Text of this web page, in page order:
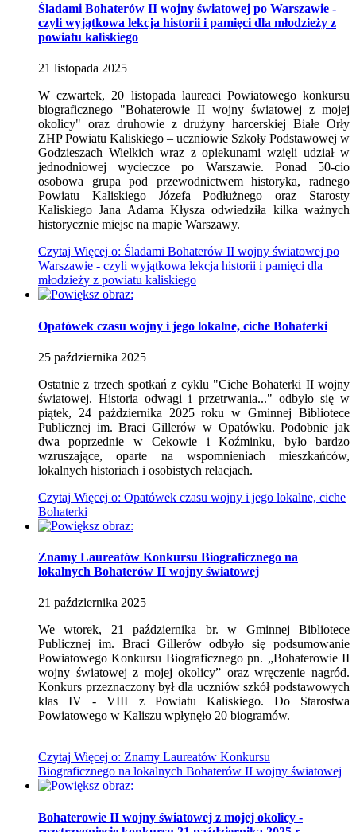
Śladami Bohaterów II wojny światowej po Warszawie -
czyli wyjątkowa lekcja historii i pamięci dla młodzieży z
powiatu kaliskiego
21 listopada 2025
W czwartek, 20 listopada laureaci Powiatowego konkursu
biograficznego "Bohaterowie II wojny światowej z mojej
okolicy" oraz druhowie z drużyny harcerskiej Białe Orły
ZHP Powiatu Kaliskiego – uczniowie Szkoły Podstawowej w
Godzieszach Wielkich wraz z opiekunami wzięli udział w
jednodniowej wycieczce po Warszawie. Ponad 50-cio
osobowa grupa pod przewodnictwem historyka, radnego
Powiatu Kaliskiego Józefa Podłużnego oraz Starosty
Kaliskiego Jana Adama Kłysza odwiedziła kilka ważnych
historycznie miejsc na mapie Warszawy.
Czytaj Więcej o: Śladami Bohaterów II wojny światowej po
Warszawie - czyli wyjątkowa lekcja historii i pamięci dla
młodzieży z powiatu kaliskiego
Opatówek czasu wojny i jego lokalne, ciche Bohaterki
25 października 2025
Ostatnie z trzech spotkań z cyklu "Ciche Bohaterki II wojny
światowej. Historia odwagi i przetrwania..." odbyło się w
piątek, 24 października 2025 roku w Gminnej Bibliotece
Publicznej im. Braci Gillerów w Opatówku. Podobnie jak
dwa poprzednie w Cekowie i Koźminku, było bardzo
wzruszające, oparte na wspomnieniach mieszkańców,
lokalnych historiach i osobistych relacjach.
Czytaj Więcej o: Opatówek czasu wojny i jego lokalne, ciche
Bohaterki
Znamy Laureatów Konkursu Biograficznego na
lokalnych Bohaterów II wojny światowej
21 października 2025
We wtorek, 21 października br. w Gminnej Bibliotece
Publicznej im. Braci Gillerów odbyło się podsumowanie
Powiatowego Konkursu Biograficznego pn. „Bohaterowie II
wojny światowej z mojej okolicy” oraz wręczenie nagród.
Konkurs przeznaczony był dla uczniów szkół podstawowych
klas IV - VIII z Powiatu Kaliskiego. Do Starostwa
Powiatowego w Kaliszu wpłynęło 20 biogramów.
Czytaj Więcej o: Znamy Laureatów Konkursu
Biograficznego na lokalnych Bohaterów II wojny światowej
Bohaterowie II wojny światowej z mojej okolicy -